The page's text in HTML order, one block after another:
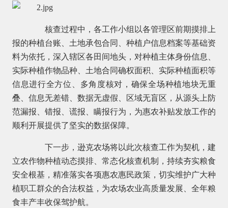
核查过程中，各工作小组以各管理区前期摸排上
报的种植台账、土地承包合同、种植户信息档案等基础资
料为依托，深入辖区各田间地头，对种植主体身份信息、
实际种植作物品种、土地合同确权面积、实际种植面积等
信息进行全方位、多角度核对，确保全场种植地块无重
叠、信息无差错、数据无虚假、区域无盲区，从源头上防
范漏报、错报、谎报、瞒报行为，为惠农补贴发放工作的
顺利开展提供了坚实的数据保障。
下一步，逊克农场将以此次核查工作为契机，建
立农作物种植动态摸排、常态化核查机制，持续夯实粮食
安全根基，精准落实各项惠农惠民政策，切实维护广大种
植职工群众的合法权益，为农场农业高质量发展、全年粮
食丰产丰收保驾护航。